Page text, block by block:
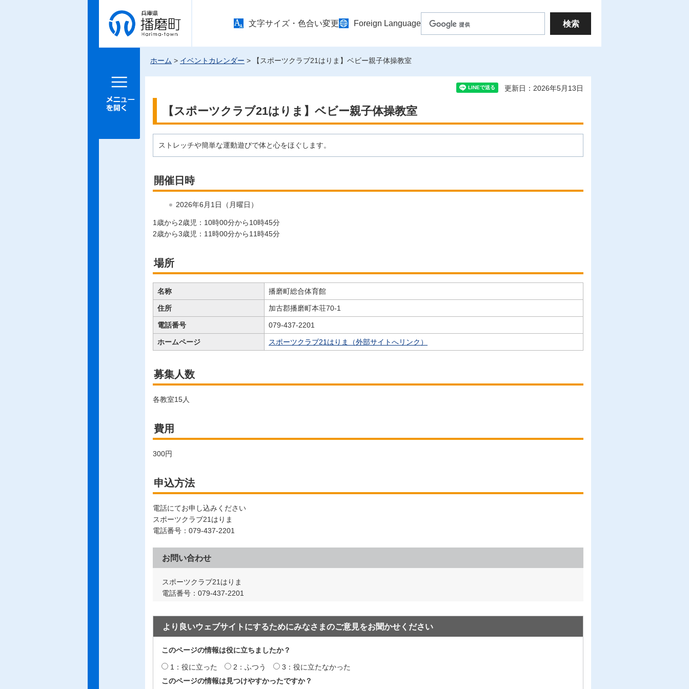
兵庫県 播
磨町
文字サイズ・色合い変更 Foreign Language
メニュー
ホーム > イベントカレンダー > 【スポーツクラブ21はりま】ベビー親子体操教室
更新日：2026年5月13日
【スポーツクラブ21はりま】ベビー親子体操教室
ストレッチや簡単な運動遊びで体と心をほぐします。
開催日時
2026年6月1日（月曜日）
1歳から2歳児：10時00分から10時45分
2歳から3歳児：11時00分から11時45分
場所
名称 播磨町総合体育館
住所 加古郡播磨町本荘70-1
電話番号 079-437-2201
ホームページ スポーツクラブ21はりま（外部サイトへリンク）
募集人数
各教室15人
費用
300円
申込方法
電話にてお申し込みください
スポーツクラブ21はりま
電話番号：079-437-2201
お問い合わせ
スポーツクラブ21はりま
電話番号：079-437-2201
より良いウェブサイトにするためにみなさまのご意見をお聞かせください
このページの情報は役に立ちましたか？
1：役に立った 2：ふつう
3：役に立たなかった
このページの情報は見つけやすかったですか？